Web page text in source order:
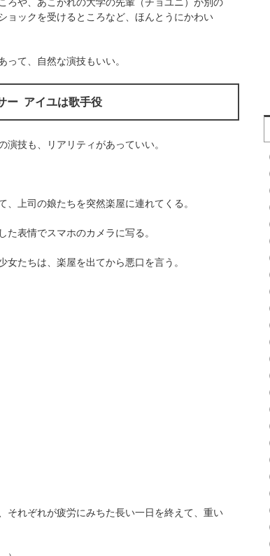
ョックを受けるところなど、ほんとうにかわい
って、自然な演技もいい。
ー アイユは歌手役
技も、リアリティがあっていい。
上司の娘たちを突然楽屋に連れてくる。
表情でスマホのカメラに写る。
たちは、楽屋を出てから悪口を言う。
それぞれが疲労にみちた長い一日を終えて、重い